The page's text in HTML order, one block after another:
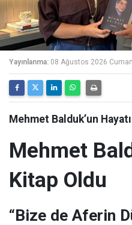
Yayınlanma: 08 Ağustos 2026
Mehmet Balduk’un
Mehmet
Kitap Oldu
“Bize de Aferin